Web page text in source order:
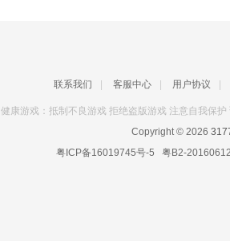
联系我们 客服中心 用户协议
健康游戏：抵制不良游戏 拒绝盗版游戏 注意自我保
Copyright © 2026
粤ICP备16019745号-5 粤B2-